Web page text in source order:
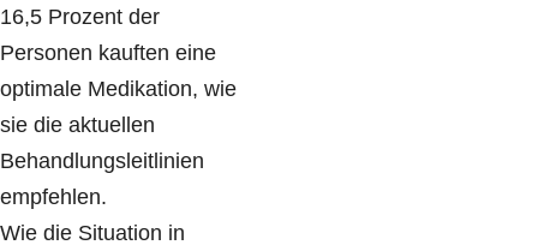
16,5 Prozent der
Personen kauften eine
optimale Medikation, wie
sie die aktuellen
Behandlungsleitlinien
empfehlen.
Wie die Situation in